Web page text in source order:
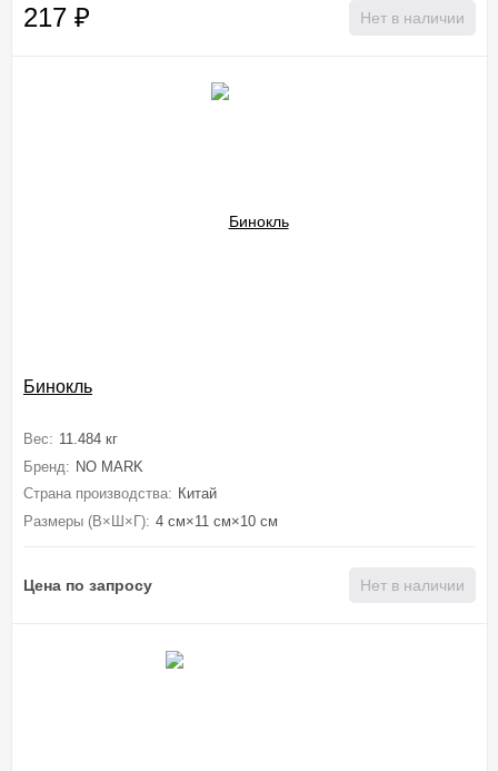
217 ₽ Нет в наличии
Бинокль
Вес: 11.484 кг
Бренд: NO MARK
Страна производства: Китай
Размеры (В×Ш×Г): 4 см×11 см×10 см
Цена по запросу Нет в наличии